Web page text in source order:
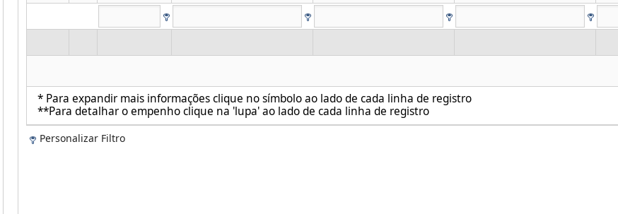
* Para expandir mais informações clique no símbolo ao lado de cada linha de registro
**Para detalhar o empenho clique na 'lupa' ao lado de cada linha de registro
Personalizar Filtro